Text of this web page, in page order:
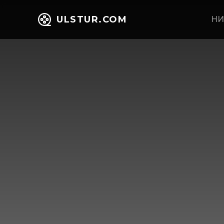
ULSTUR.COM